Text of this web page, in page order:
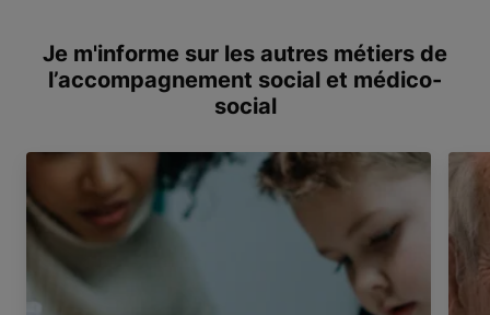
Je m'informe sur les autres métiers de
l’accompagnement social et médico-
social